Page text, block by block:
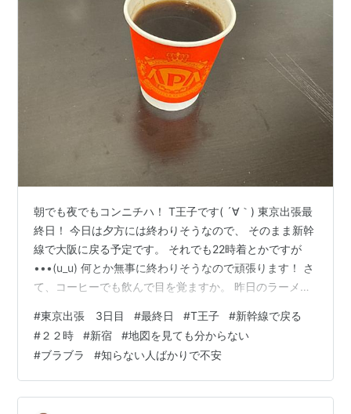
朝でも夜でもコンニチハ！ T王子です( ´∀｀) 東京出張最
終日！ 今日は夕方には終わりそうなので、 そのまま新幹
線で大阪に戻る予定です。 それでも22時着とかですが
•••(u_u) 何とか無事に終わりそうなので頑張ります！ さ
て、コーヒーでも飲んで目を覚ますか。 昨日のラーメン
目的地の新宿に向かいます。 約30分ぐらいで到着！ 地
図があったので見てみたけどよく分からん。 いつも
Google先生頼りなので地図を見慣れてないのが仇になっ
た(_ _).｡o○ ま、地図見れなくても目的地にはGoogle先生
のおかげで着けるので大丈夫！ ※こ…
#東京出張 3日目 #最終日 #T王子 #新幹線で戻る
#２２時 #新宿 #地図を見ても分からない
#ブラブラ #知らない人ばかりで不安